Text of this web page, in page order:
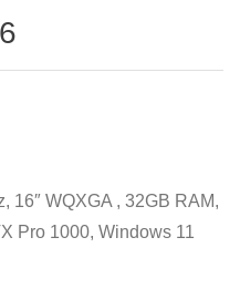
16″ WQXGA , 32GB RAM,
Pro 1000, Windows 11